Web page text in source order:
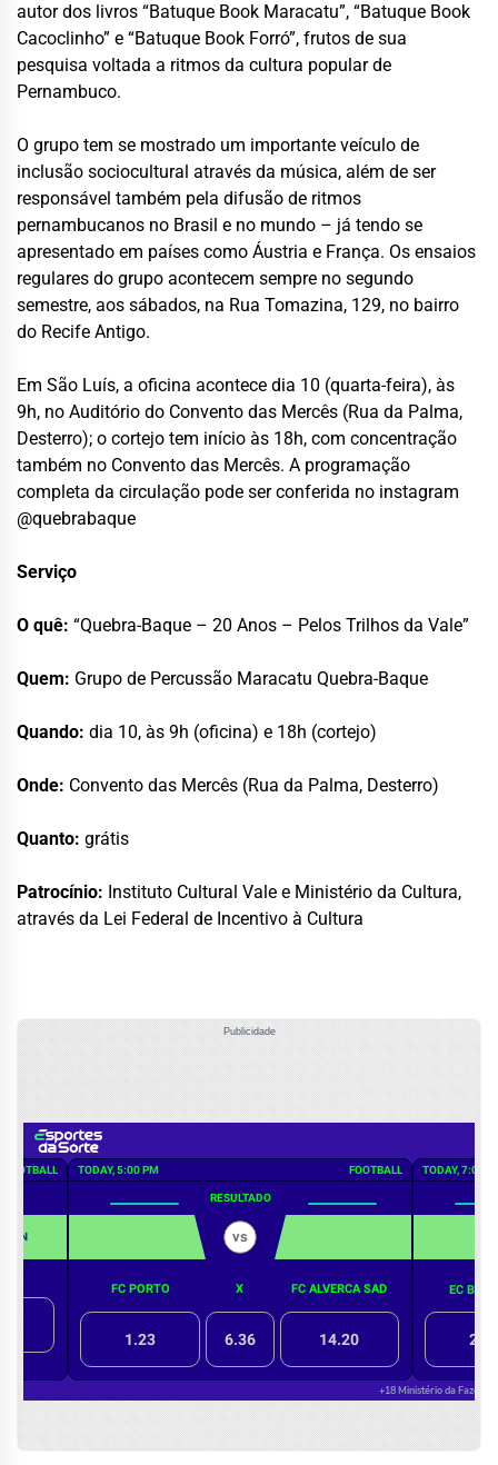
autor dos livros “Batuque Book Maracatu”, “Batuque Book
Cacoclinho” e “Batuque Book Forró”, frutos de sua
pesquisa voltada a ritmos da cultura popular de
Pernambuco.
O grupo tem se mostrado um importante veículo de
inclusão sociocultural através da música, além de ser
responsável também pela difusão de ritmos
pernambucanos no Brasil e no mundo – já tendo se
apresentado em países como Áustria e França. Os ensaios
regulares do grupo acontecem sempre no segundo
semestre, aos sábados, na Rua Tomazina, 129, no bairro
do Recife Antigo.
Em São Luís, a oficina acontece dia 10 (quarta-feira), às
9h, no Auditório do Convento das Mercês (Rua da Palma,
Desterro); o cortejo tem início às 18h, com concentração
também no Convento das Mercês. A programação
completa da circulação pode ser conferida no instagram
@quebrabaque
Serviço
O quê: “Quebra-Baque – 20 Anos – Pelos Trilhos da Vale”
Quem: Grupo de Percussão Maracatu Quebra-Baque
Quando: dia 10, às 9h (oficina) e 18h (cortejo)
Onde: Convento das Mercês (Rua da Palma, Desterro)
Quanto: grátis
Patrocínio: Instituto Cultural Vale e Ministério da Cultura,
através da Lei Federal de Incentivo à Cultura
Publicidade